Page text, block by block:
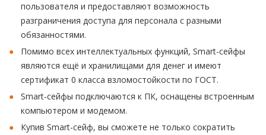
пользователя и предоставляют возможность
разграничения доступа для персонала с разными
обязанностями.
Помимо всех интеллектуальных функций, Smart-сейфы
являются ещё и хранилищами для денег и имеют
сертификат 0 класса взломостойкости по ГОСТ.
Smart-сейфы подключаются к ПК, оснащены встроенным
компьютером и модемом.
Купив Smart-сейф, вы сможете не только сократить